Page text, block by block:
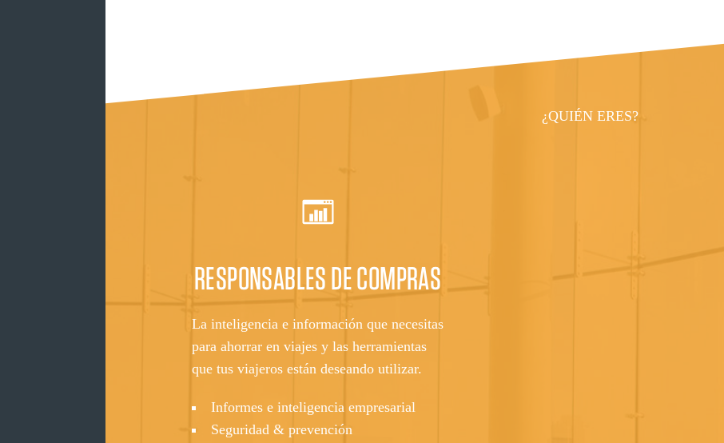
¿QUIÉN ERES?
RESPONSABLES DE COMPRAS
La inteligencia e información que necesitas
para ahorrar en viajes y las herramientas
que tus viajeros están deseando utilizar.
Informes e inteligencia empresarial
Seguridad & prevención